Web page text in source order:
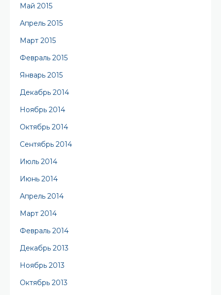
Май 2015
Апрель 2015
Март 2015
Февраль 2015
Январь 2015
Декабрь 2014
Ноябрь 2014
Октябрь 2014
Сентябрь 2014
Июль 2014
Июнь 2014
Апрель 2014
Март 2014
Февраль 2014
Декабрь 2013
Ноябрь 2013
Октябрь 2013